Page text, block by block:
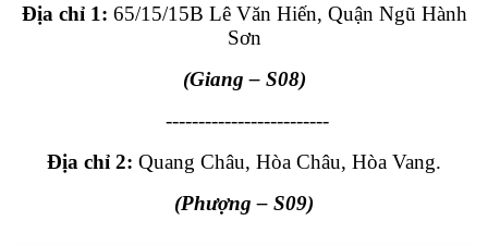
Địa chỉ 1: 65/15/15B Lê Văn Hiến, Quận Ngũ Hành
Sơn
(Giang – S08)
-------------------------
Địa chỉ 2: Quang Châu, Hòa Châu, Hòa Vang.
(Phượng – S09)